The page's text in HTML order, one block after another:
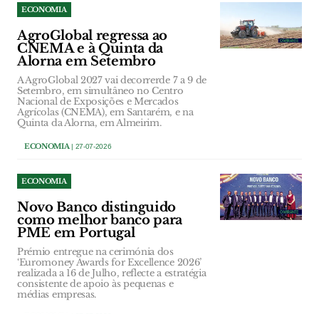
ECONOMIA
AgroGlobal regressa ao
CNEMA e à Quinta da
Alorna em Setembro
A AgroGlobal 2027 vai decorrerde 7 a 9 de
Setembro, em simultâneo no Centro
Nacional de Exposições e Mercados
Agrícolas (CNEMA), em Santarém, e na
Quinta da Alorna, em Almeirim.
ECONOMIA| 27-07-2026
ECONOMIA
Novo Banco distinguido
como melhor banco para
PME em Portugal
Prémio entregue na cerimónia dos
‘Euromoney Awards for Excellence 2026’
realizada a 16 de Julho, reflecte a estratégia
consistente de apoio às pequenas e
médias empresas.